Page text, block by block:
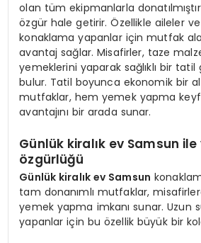
olan tüm ekipmanlarla
özgür hale getirir. Özellikle aileler
konaklama yapanlar için mutfak
avantaj sağlar. Misafirler, taze
yemeklerini yaparak sağlıklı bir tatil
bulur. Tatil boyunca ekonomik bir
mutfaklar, hem yemek yapma
avantajını bir arada sunar.
Günlük kiralık ev Samsun
özgürlüğü
Günlük kiralık ev Samsun
tam donanımlı mutfaklar,
yemek yapma imkanı sunar. Uzun
yapanlar için bu özellik büyük bir